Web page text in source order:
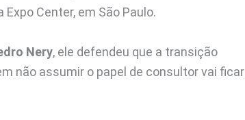
Center, em São Paulo.
Nery, ele defendeu que a transição
não assumir o papel de consultor vai ficar